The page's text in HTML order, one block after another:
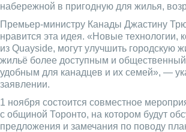
набережной в пригодную для жилья,
Премьер-министру Канады Джастину
нравится эта идея. «Новые технологии,
из Quayside, могут улучшить городскую
жильё более доступным и общественный
удобным для канадцев и их семей», —
заявлении.
1 ноября состоится совместное
с общиной Торонто, на котором будут
предложения и замечания по поводу